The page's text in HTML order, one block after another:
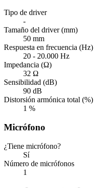
Tipo de driver
-
Tamaño del driver (mm)
50 mm
Respuesta en frecuencia (Hz)
20 - 20.000 Hz
Impedancia (Ω)
32 Ω
Sensibilidad (dB)
90 dB
Distorsión armónica total (%)
1 %
Micrófono
¿Tiene micrófono?
Sí
Número de micrófonos
1